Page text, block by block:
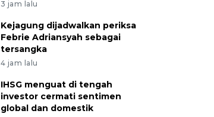
3 jam lalu
Kejagung dijadwalkan periksa
Febrie Adriansyah sebagai
tersangka
4 jam lalu
IHSG menguat di tengah
investor cermati sentimen
global dan domestik